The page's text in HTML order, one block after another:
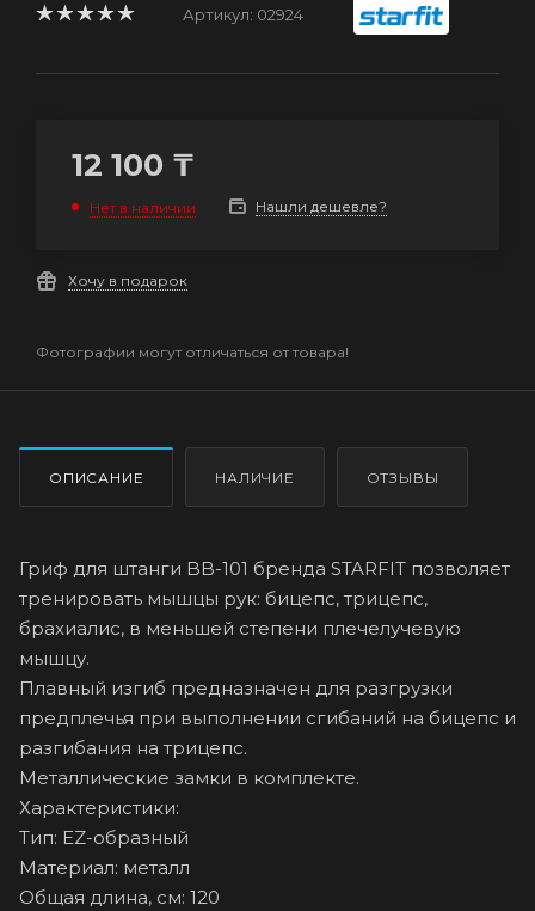
Артикул: 02924
12 100 ₸
Нет в наличии Нашли дешевле?
Хочу в подарок
Фотографии могут отличаться от товара!
ОПИСАНИЕ НАЛИЧИЕ ОТЗЫВЫ
Гриф для штанги BB-101 бренда STARFIT позволяет
тренировать мышцы рук: бицепс, трицепс,
брахиалис, в меньшей степени плечелучевую
мышцу.
Плавный изгиб предназначен для разгрузки
предплечья при выполнении сгибаний на бицепс и
разгибания на трицепс.
Металлические замки в комплекте.
Характеристики:
Тип: EZ-образный
Материал: металл
Общая длина, см: 120